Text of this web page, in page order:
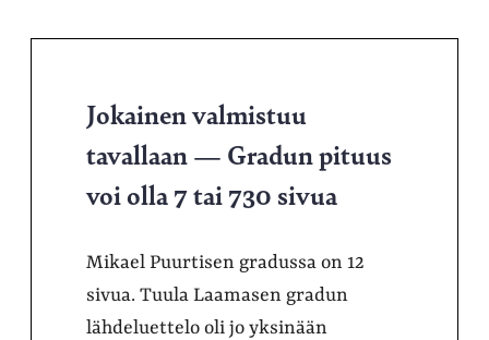
Jokainen valmistuu
tavallaan — Gradun pituus
voi olla 7 tai 730 sivua
Mikael Puurtisen gradussa on 12
sivua. Tuula Laamasen gradun
lähdeluettelo oli jo yksinään